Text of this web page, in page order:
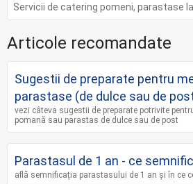
Servicii de catering pomeni, parastase
Articole recomandate
Sugestii de preparate pentru
parastase (de dulce sau de
vezi câteva sugestii de preparate potrivite
pomană sau parastas de dulce sau de post
Parastasul de 1 an - ce
află semnificația parastasului de 1 an și în ce